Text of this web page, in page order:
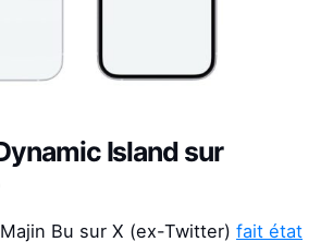
Island sur
Bu sur X (ex-Twitter) fait état